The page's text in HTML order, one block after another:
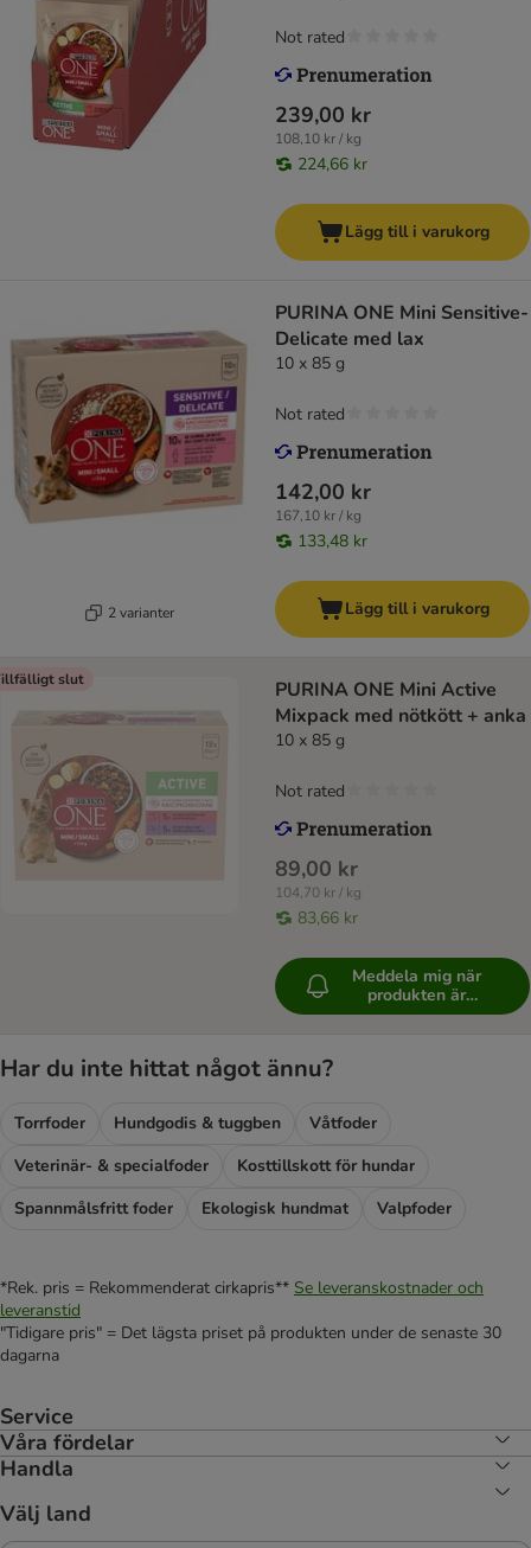
239,00 kr
108,10 kr / kg
224,66 kr
Not rated
Lägg till i varukorg
2 varianter
PURINA ONE Mini Sensitive-
Delicate med lax
10 x 85 g
142,00 kr
167,10 kr / kg
133,48 kr
Not rated
Lägg till i varukorg
slut
PURINA ONE Mini Active
Mixpack med nötkött + anka
10 x 85 g
89,00 kr
104,70 kr / kg
83,66 kr
Not rated
Meddela mig när
produkten är
tillgänglig
Har du inte hittat något ännu?
Torrfoder Hundgodis & tuggben
Våtfoder
Veterinär- & specialfoder
Kosttillskott för hundar
Spannmålsfritt foder
Ekologisk hundmat Valpfoder
*Rek. pris = Rekommenderat cirkapris** Se leveranskostnader och
leveranstid
"Tidigare pris" = Det lägsta priset på produkten under de senaste 30
dagarna
Service
Våra fördelar
Handla
Välj land